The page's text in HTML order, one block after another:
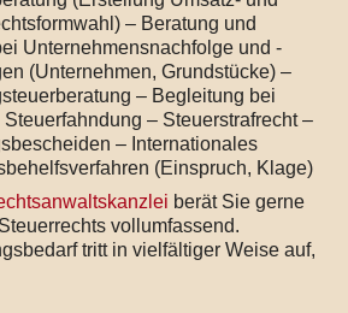
– Beratung und
Unternehmensnachfolge und -
(Unternehmen, Grundstücke) –
– Begleitung bei
– Steuerstrafrecht –
– Internationales
(Einspruch, Klage)
berät Sie gerne
vollumfassend.
tritt in vielfältiger Weise auf,